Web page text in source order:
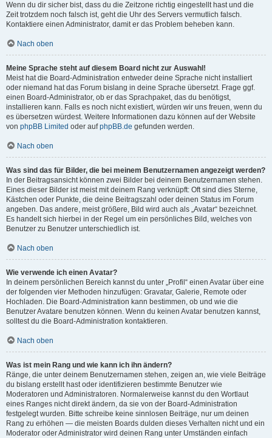
Wenn du dir sicher bist, dass du die Zeitzone richtig eingestellt hast und die
Zeit trotzdem noch falsch ist, geht die Uhr des Servers vermutlich falsch.
Kontaktiere einen Administrator, damit er das Problem beheben kann.
Nach oben
Meine Sprache steht auf diesem Board nicht zur Auswahl!
Meist hat die Board-Administration entweder deine Sprache nicht installiert
oder niemand hat das Forum bislang in deine Sprache übersetzt. Frage ggf.
einen Board-Administrator, ob er das Sprachpaket, das du benötigst,
installieren kann. Falls es noch nicht existiert, würden wir uns freuen, wenn du
es übersetzen würdest. Weitere Informationen dazu können auf der Website
von phpBB Limited oder aufphpBB.de gefunden werden.
Nach oben
Was sind das für Bilder, die bei meinem Benutzernamen angezeigt werden?
In der Beitragsansicht können zwei Bilder bei deinem Benutzernamen stehen.
Eines dieser Bilder ist meist mit deinem Rang verknüpft: Oft sind dies Sterne,
Kästchen oder Punkte, die deine Beitragszahl oder deinen Status im Forum
angeben. Das andere, meist größere, Bild wird auch als „Avatar“ bezeichnet.
Es handelt sich hierbei in der Regel um ein persönliches Bild, welches von
Benutzer zu Benutzer unterschiedlich ist.
Nach oben
Wie verwende ich einen Avatar?
In deinem persönlichen Bereich kannst du unter „Profil“ einen Avatar über eine
der folgenden vier Methoden hinzufügen: Gravatar, Galerie, Remote oder
Hochladen. Die Board-Administration kann bestimmen, ob und wie die
Benutzer Avatare benutzen können. Wenn du keinen Avatar benutzen kannst,
solltest du die Board-Administration kontaktieren.
Nach oben
Was ist mein Rang und wie kann ich ihn ändern?
Ränge, die unter deinem Benutzernamen stehen, zeigen an, wie viele Beiträge
du bislang erstellt hast oder identifizieren bestimmte Benutzer wie
Moderatoren und Administratoren. Normalerweise kannst du den Wortlaut
eines Ranges nicht direkt ändern, da sie von der Board-Administration
festgelegt wurden. Bitte schreibe keine sinnlosen Beiträge, nur um deinen
Rang zu erhöhen — die meisten Boards dulden dieses Verhalten nicht und ein
Moderator oder Administrator wird deinen Rang unter Umständen einfach